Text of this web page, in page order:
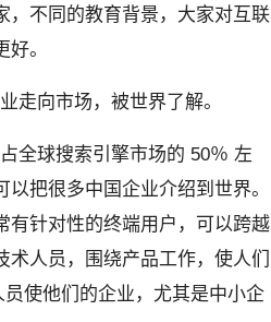
，不同的教育背景，大家对互联
。
走向市场，被世界了解。
全球搜索引擎市场的 50％ 左
把很多中国企业介绍到世界。
有针对性的终端用户，可以跨越
人员，围绕产品工作，使人们
使他们的企业，尤其是中小企